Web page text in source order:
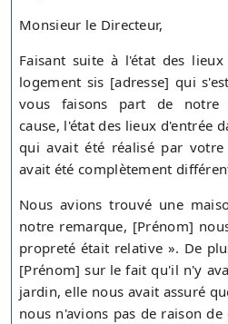
Monsieur le Directeur,
Faisant suite à l'état des
logement sis [adresse] qui
vous faisons part de notre
cause, l'état des lieux d'entrée
qui avait été réalisé par
avait été complètement
Nous avions trouvé une
notre remarque, [Prénom]
propreté était relative ». De
[Prénom] sur le fait qu'il n'y
jardin, elle nous avait assuré
nous n'avions pas de raison